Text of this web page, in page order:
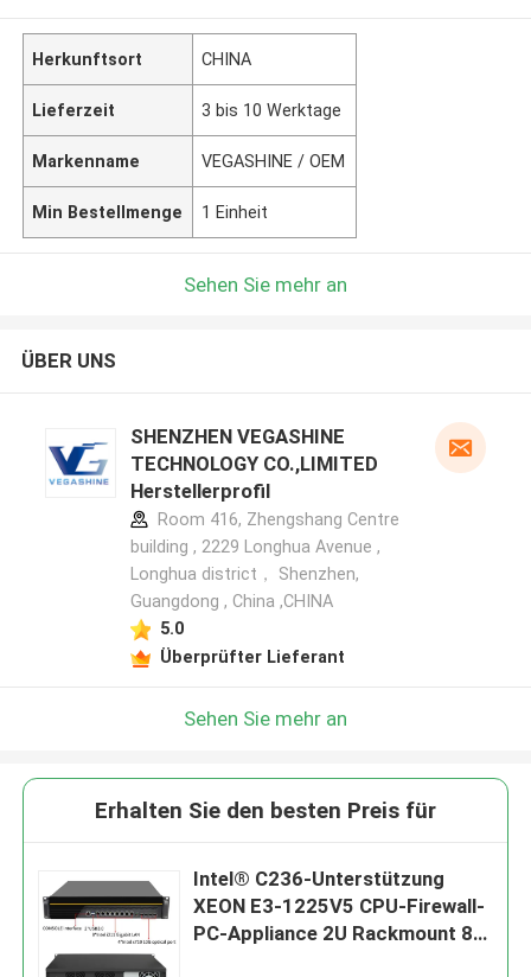
Herkunftsort CHINA
Lieferzeit 3 bis 10 Werktage
Markenname VEGASHINE / OEM
Min Bestellmenge 1 Einheit
Sehen Sie mehr an
ÜBER UNS
SHENZHEN VEGASHINE
TECHNOLOGY CO.,LIMITED
Herstellerprofil
Room 416, Zhengshang Centre
building , 2229 Longhua Avenue ,
Longhua district， Shenzhen,
Guangdong , China ,CHINA
5.0
Überprüfter Lieferant
Sehen Sie mehr an
Erhalten Sie den besten Preis für
Intel® C236-Unterstützung
XEON E3-1225V5 CPU-Firewall-
PC-Appliance 2U Rackmount 8